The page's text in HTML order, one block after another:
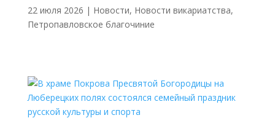
22 июля 2026 | Новости, Новости викариатства,
Петропавловское благочиние